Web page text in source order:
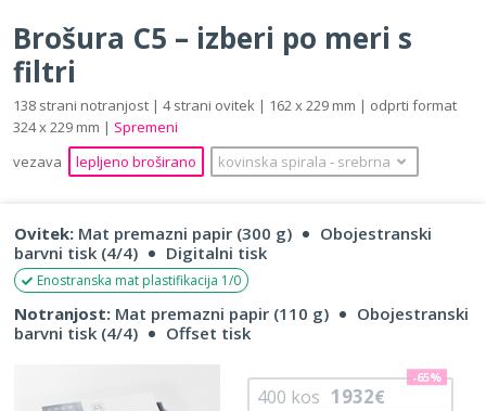
Brošura C5 – izberi po meri s
filtri
138 strani notranjost | 4 strani ovitek | 162 x 229 mm | odprti format
324 x 229 mm | Spremeni
vezava
lepljeno broširano kovinska spirala ‐ srebrna
Ovitek: Mat premazni papir (300 g)
Obojestranski
barvni tisk (4/4)
Digitalni tisk
Enostranska mat plastifikacija 1/0
Notranjost: Mat premazni papir (110 g)
Obojestranski
barvni tisk (4/4)
Offset tisk
400 kos 1932€
-65%